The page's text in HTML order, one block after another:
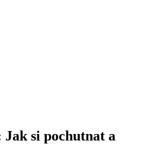
si pochutnat a